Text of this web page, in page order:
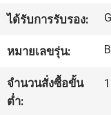
วิดีโอ
กับ
ได้รับการรับรอง:
หมายเลขรุ่น:
จำนวนสั่งซื้อขั้น
ต่ำ: